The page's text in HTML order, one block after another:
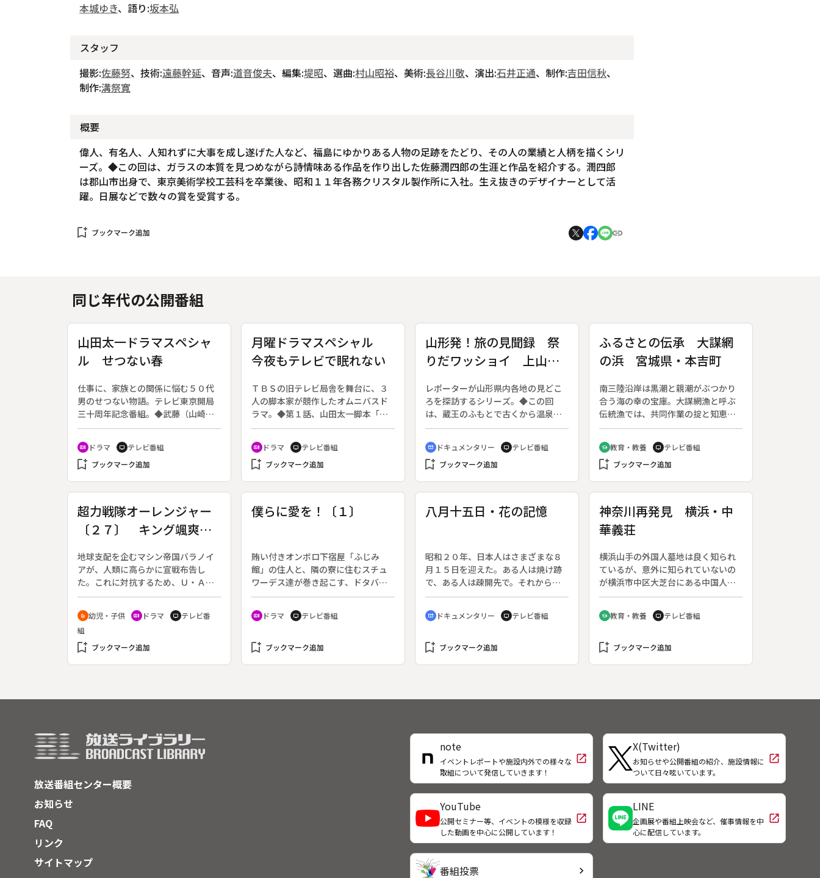
本城ゆき、語り:坂本弘
スタッフ
撮影:佐藤努、技術:遠藤幹延、音声:道音俊夫、編集:堤昭、選曲:村山昭裕、美術:長谷川敬、演出:石井正通、制作:吉田信秋、
制作:溝祭寛
概要
偉人、有名人、人知れずに大事を成し遂げた人など、福島にゆかりある人物の足跡をたどり、その人の業績と人柄を描くシリ
ーズ。◆この回は、ガラスの本質を見つめながら詩情味ある作品を作り出した佐藤潤四郎の生涯と作品を紹介する。潤四郎
は郡山市出身で、東京美術学校工芸科を卒業後、昭和１１年各務クリスタル製作所に入社。生え抜きのデザイナーとして活
躍。日展などで数々の賞を受賞する。
bookmark_add ブックマーク追加
同じ年代の公開番組
山田太一ドラマスペシャ
ル せつない春
仕事に、家族との関係に悩む５０代
男のせつない物語。テレビ東京開局
三十周年記念番組。◆武藤（山崎
努）は東央物産で長年、総会屋対策
を担当。一匹狼の総会屋・梼原（柄
本明）ともつきあいは長い。梼原の
弟・旭（杉本哲太）と、武藤の娘で
知り合い、ひかれあう。株主総会を
翌週にひかえ、新社長・州崎（久米
明）は総会屋を徹底排除する方針を
打ち出し、武藤も担当をはずされ
んだ様子の夫を気遣う。
recent_actors ドラマ tv テレビ番組
bookmark_add ブックマーク追加
月曜ドラマスペシャル
今夜もテレビで眠れない
ＴＢＳの旧テレビ局舎を舞台に、３
人の脚本家が競作したオムニバスド
ラマ。◆第１話、山田太一脚本「写
真の裏」：ドキュメント番組のディ
レクター・日下部の元へ、久美と孫
の民子、民子の夫の藤八の３人が押
しかけてきた、以前に日下部の番組
う。写真は戦死した久美の夫を出征
直前に撮ったもので、裏には妻への
思いがつづられていたのだと言うの
包が届けられた。宛名は“マッちゃん
様”。面倒見が良く、あらゆる番組の
雑用を器用にこなすマッちゃんは局
当する人物が見当たらない。警備の
突き止めるよう命じられる。◆第３
話、早坂暁脚本「猫坂の上の幽霊た
recent_actors ドラマ tv テレビ番組
bookmark_add ブックマーク追加
山形発！旅の見聞録 祭
りだワッショイ 上山温
レポーターが山形県内各地の見どこ
ろを探訪するシリーズ。◆この回
は、蔵王のふもとで古くから温泉宿
場町として栄えてきた上山市の祭り
を訪ねる。再建された上山城で開か
れる祭りは、もちつきに始まり、声
の大きさを競う絶叫大会、仮装して
しながら走り抜けるかごかき駅伝と
続く。少し離れて楢下宿、こんにゃ
く番所ではコンニャク尽くしの会
cinematic_blur ドキュメンタリー tv テレビ番組
bookmark_add ブックマーク追加
ふるさとの伝承 大謀網
の浜 宮城県・本吉町
南三陸沿岸は黒潮と親潮がぶつかり
合う海の幸の宝庫。大謀網漁と呼ぶ
伝統漁では、共同作業の掟と知恵が
生きている。◆“浜の大きな謀りご
と”が名の由来である。２５人の漁師
が３隻の船で魚をコの字に囲んで網
に追い込む。「大謀」は漁の責任者
まる。昔は稲わらで網を作るなど稲
作と深く結び付いたこの漁も遠洋漁
業の隆盛で様変わりをしたが、浜の
暮らしは変わることなく続いてい
school 教育・教養 tv テレビ番組
bookmark_add ブックマーク追加
超力戦隊オーレンジャー
〔２７〕 キング颯爽登
地球支配を企むマシン帝国バラノイ
アが、人類に高らかに宣戦布告し
た。これに対抗するため、Ｕ・Ａ
（国際空軍）の三浦尚之参謀長は、
超力戦隊オーレンジャーを組織し、
バラノイアのマシン獣軍団に戦いを
挑む。スーパー戦隊シリーズ第１９
作。（１９９５年３月３日～１９９
（山口将司）はキングレンジャーに
ゴブリンも必殺技のキングビクトリ
ーフラッシュで返り討ちにするが、
バラゴブリンは巨大化し、再生。踏
ジャーは、遂にキングピラミッダー
crib 幼児・子供 recent_actors ドラマ tv テレビ番
組
bookmark_add ブックマーク追加
僕らに愛を！〔１〕
賄い付きオンボロ下宿屋「ふじみ
館」の住人と、隣の寮に住むスチュ
ワーデス達が巻き起こす、ドタバ
タ・ラブコメディ。（１９９５年４
月１７日～６月２６日放送、全１１
回）◆第１回。会社員の井出春海
した飛行機でパニックになり、スチ
なった春海は、病気で倒れた祖母に
recent_actors ドラマ tv テレビ番組
bookmark_add ブックマーク追加
八月十五日・花の記憶
昭和２０年、日本人はさまざまな８
月１５日を迎えた。ある人は焼け跡
で、ある人は疎開先で。それから５
０年、あの日見たさまざまな「花の
記憶」が、再び戦うまいと誓った日
の記憶を今も思い起こさせる。全国
憶」の便りを、八千草薫、木内みど
cinematic_blur ドキュメンタリー tv テレビ番組
bookmark_add ブックマーク追加
神奈川再発見 横浜・中
華義荘
横浜山手の外国人墓地は良く知られ
ているが、意外に知られていないの
が横浜市中区大芝台にある中国人墓
地「中華義荘」。華僑たちが眠るそ
の墓地の歴史や、現存する横浜市内
最古の近代建造物「地蔵王廟」など
school 教育・教養 tv テレビ番組
bookmark_add ブックマーク追加
放送番組センター概要
お知らせ
FAQ
リンク
サイトマップ
note
イベントレポートや施設内外での様々な
取組について発信していきます！
open_in_new
X(Twitter)
お知らせや公開番組の紹介、施設情報に
ついて日々呟いています。
open_in_new
YouTube
公開セミナー等、イベントの模様を収録
した動画を中心に公開しています！
open_in_new
LINE
企画展や番組上映会など、催事情報を中
心に配信しています。
open_in_new
番組投票 chevron_right